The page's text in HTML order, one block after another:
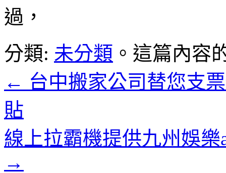
過，
分類: 未分類 。這篇內容
← 台中搬家公司替您支
貼
線上拉霸機提供九州娛
→